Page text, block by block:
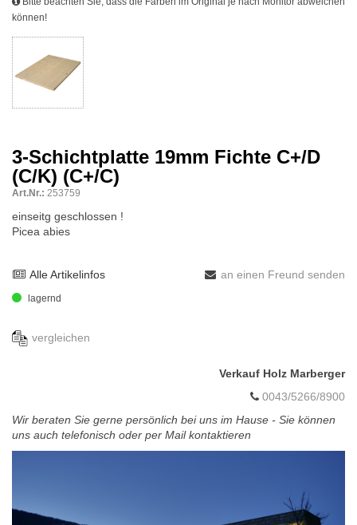
können!
3-Schichtplatte 19mm Fichte C+/D
(C/K) (C+/C)
Art.Nr.: 253759
einseitg geschlossen !
Picea abies
Alle Artikelinfos an einen Freund senden
lagernd
vergleichen
Verkauf Holz Marberger
0043/5266/8900
Wir beraten Sie gerne persönlich bei uns im Hause - Sie können
uns auch telefonisch oder per Mail kontaktieren